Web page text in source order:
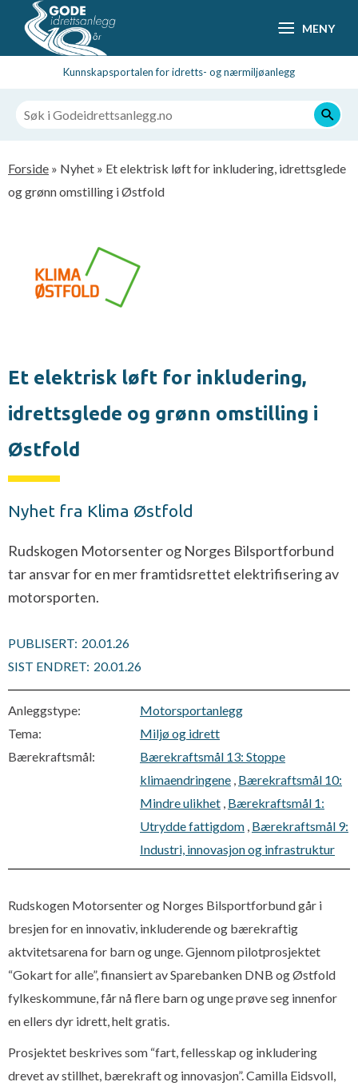
hovedsideinnhold
MENY
Kunnskapsportalen for idretts- og nærmiljøanlegg
Navigasjonssti
Forside Nyhet
Et elektrisk løft for inkludering, idrettsglede
og grønn omstilling i Østfold
Et elektrisk løft for inkludering,
idrettsglede og grønn omstilling i
Østfold
Nyhet fra Klima Østfold
Rudskogen Motorsenter og Norges Bilsportforbund
tar ansvar for en mer framtidsrettet elektrifisering av
motorsporten.
PUBLISERT: 20.01.26
SIST ENDRET: 20.01.26
Anleggstype:
Motorsportanlegg
Tema:
Miljø og idrett
Bærekraftsmål:
Bærekraftsmål 13: Stoppe
klimaendringene , Bærekraftsmål 10:
Mindre ulikhet , Bærekraftsmål 1:
Utrydde fattigdom , Bærekraftsmål 9:
Industri, innovasjon og infrastruktur
Rudskogen Motorsenter og Norges Bilsportforbund går i
bresjen for en innovativ, inkluderende og bærekraftig
aktvitetsarena for barn og unge. Gjennom pilotprosjektet
“Gokart for alle”, finansiert av Sparebanken DNB og Østfold
fylkeskommune, får nå flere barn og unge prøve seg innenfor
en ellers dyr idrett, helt gratis.
Prosjektet beskrives som “fart, fellesskap og inkludering
drevet av stillhet, bærekraft og innovasjon”. Camilla Eidsvoll,